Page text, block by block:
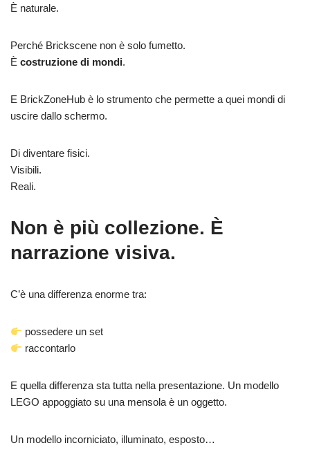
È naturale.
Perché Brickscene non è solo fumetto.
È costruzione di mondi.
E BrickZoneHub è lo strumento che permette a quei mondi di
uscire dallo schermo.
Di diventare fisici.
Visibili.
Reali.
Non è più collezione. È
narrazione visiva.
C’è una differenza enorme tra:
possedere un set
raccontarlo
E quella differenza sta tutta nella presentazione. Un modello
LEGO appoggiato su una mensola è un oggetto.
Un modello incorniciato, illuminato, esposto…